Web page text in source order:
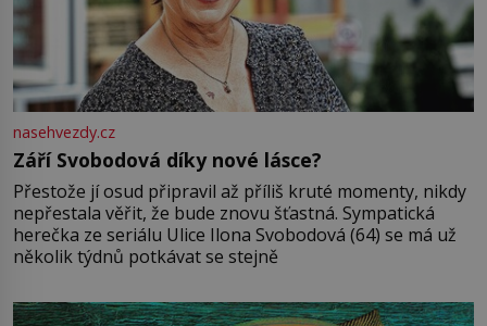
nasehvezdy.cz
Září Svobodová díky nové lásce?
Přestože jí osud připravil až příliš kruté momenty, nikdy
nepřestala věřit, že bude znovu šťastná. Sympatická
herečka ze seriálu Ulice Ilona Svobodová (64) se má už
několik týdnů potkávat se stejně